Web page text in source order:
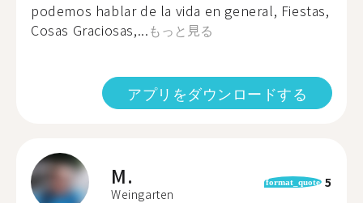
podemos hablar de la vida en general, Fiestas,
Cosas Graciosas,...もっと見る
アプリをダウンロードする
M.
Weingarten
format_quote 5